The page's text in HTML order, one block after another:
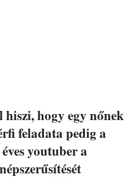
hogy egy nőnek
feladata pedig a
youtuber a